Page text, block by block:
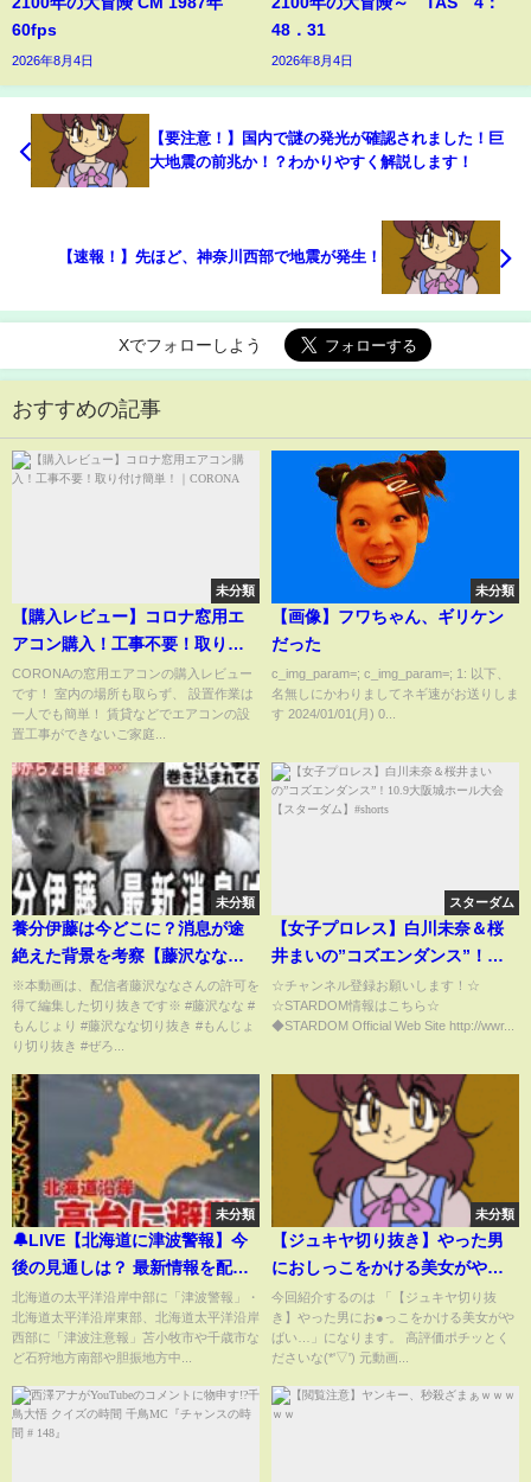
60fps
2026年8月4日
48．31
2026年8月4日
【要注意！】国内で謎の発光が確認されました！巨
大地震の前兆か！？わかりやすく解説します！
【速報！】先ほど、神奈川西部で地震が発生！
Xでフォローしよう
おすすめの記事
未分類
【購入レビュー】コロナ窓用エ
アコン購入！工事不要！取り付
け簡単！｜CORONA
CORONAの窓用エアコンの購入レビュー
です！ 室内の場所も取らず、 設置作業は
一人でも簡単！ 賃貸などでエアコンの設
置工事ができないご家庭...
未分類
【画像】フワちゃん、ギリケン
だった
c_img_param=; c_img_param=; 1: 以下、
名無しにかわりましてネギ速がお送りしま
す 2024/01/01(月) 0...
未分類
養分伊藤は今どこに？消息が途
絶えた背景を考察【藤沢なな
もんじょり】
※本動画は、配信者藤沢ななさんの許可を
得て編集した切り抜きです※ #藤沢なな #
もんじょり #藤沢なな切り抜き #もんじょ
り切り抜き #ぜろ...
スターダム
【女子プロレス】白川未奈＆桜
井まいの”コズエンダンス”！
10.9大阪城ホール大会【スター
ダム】#shorts
☆チャンネル登録お願いします！☆
☆STARDOM情報はこちら☆
◆STARDOM Official Web Site http://wwr...
未分類
🔔LIVE【北海道に津波警報】今
後の見通しは？ 最新情報を配信
中
北海道の太平洋沿岸中部に「津波警報」・
北海道太平洋沿岸東部、北海道太平洋沿岸
西部に「津波注意報」苫小牧市や千歳市な
ど石狩地方南部や胆振地方中...
未分類
【ジュキヤ切り抜き】やった男
におしっこをかける美女がやば
い…
今回紹介するのは 「【ジュキヤ切り抜
き】やった男にお●っこをかける美女がや
ばい…」になります。 高評価ポチッとく
ださいな(*'▽') 元動画...